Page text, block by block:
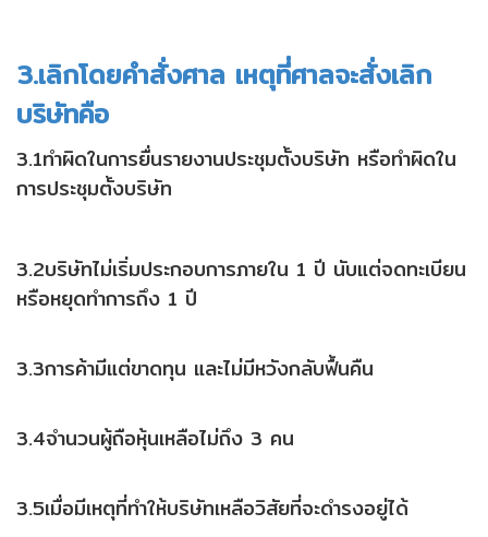
3.เลิกโดยคำสั่งศาล เหตุที่ศาลจะสั่งเลิก
บริษัทคือ
3.1ทำผิดในการยื่นรายงานประชุมตั้งบริษัท หรือทำผิดใน
การประชุมตั้งบริษัท
3.2บริษัทไม่เริ่มประกอบการภายใน 1 ปี นับแต่จดทะเบียน
หรือหยุดทำการถึง 1 ปี
3.3การค้ามีแต่ขาดทุน และไม่มีหวังกลับฟื้นคืน
3.4จำนวนผู้ถือหุ้นเหลือไม่ถึง 3 คน
3.5เมื่อมีเหตุที่ทำให้บริษัทเหลือวิสัยที่จะดำรงอยู่ได้